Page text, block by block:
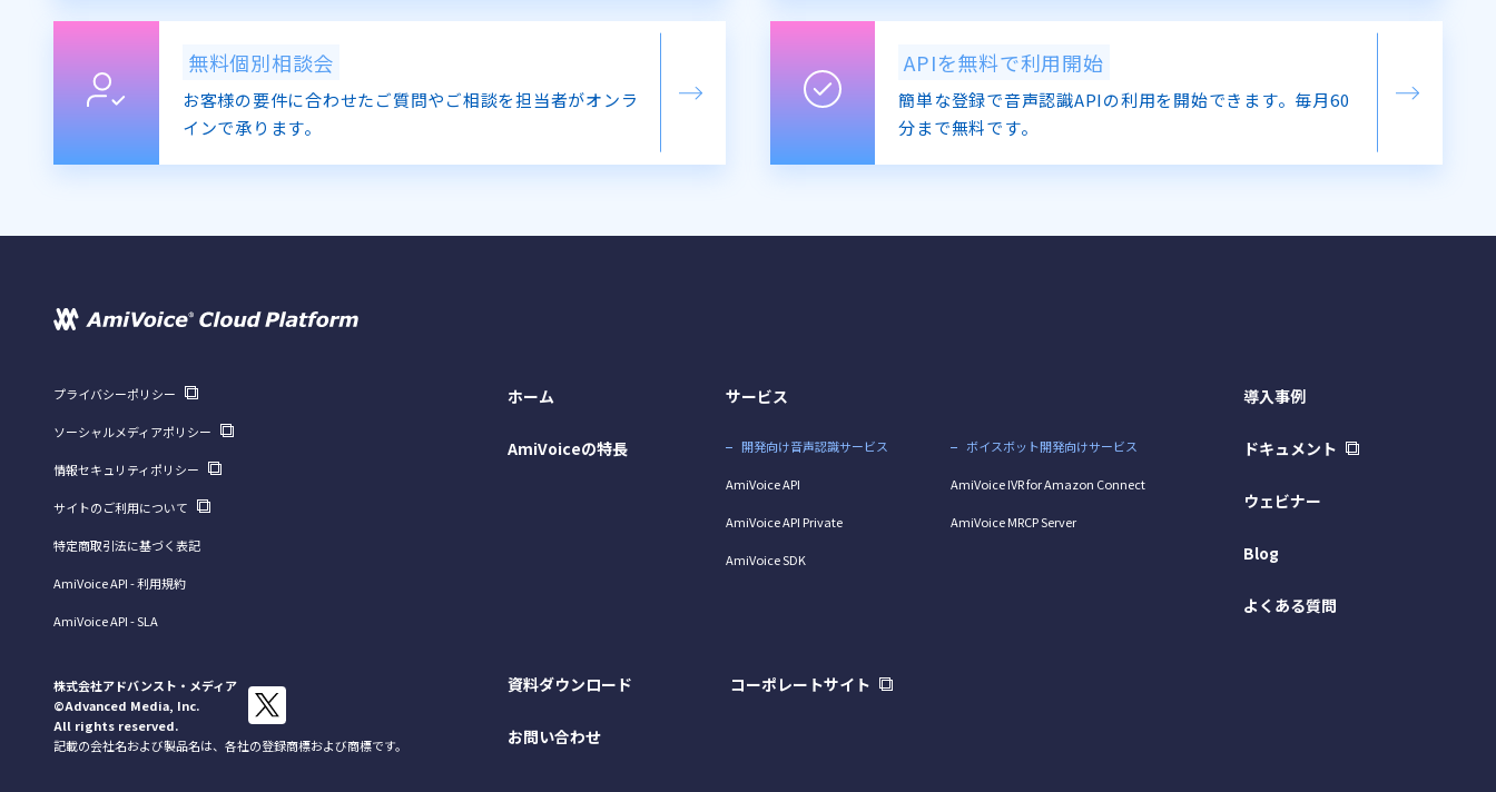
無料個別相談会
お客様の要件に合わせたご質問やご相談を担当者がオンラ
インで承ります。
APIを無料で利用開始
簡単な登録で音声認識APIの利用を開始できます。毎月60
分まで無料です。
ホーム
AmiVoiceの特長
サービス
開発向け音声認識サービス
AmiVoice API
AmiVoice API Private
AmiVoice SDK
ボイスボット開発向けサービス
AmiVoice IVR for Amazon Connect
AmiVoice MRCP Server
導入事例
ドキュメント
ウェビナー
Blog
よくある質問
資料ダウンロード
お問い合わせ
コーポレートサイト
プライバシーポリシー
ソーシャルメディアポリシー
情報セキュリティポリシー
サイトのご利用について
特定商取引法に基づく表記
AmiVoice API - 利用規約
AmiVoice API - SLA
株式会社アドバンスト・メディア
©Advanced Media, Inc.
All rights reserved.
記載の会社名および製品名は、各社の登録商標および商標です。